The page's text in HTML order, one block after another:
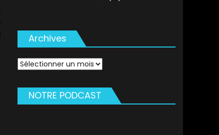
Archives
Archives
NOTRE PODCAST